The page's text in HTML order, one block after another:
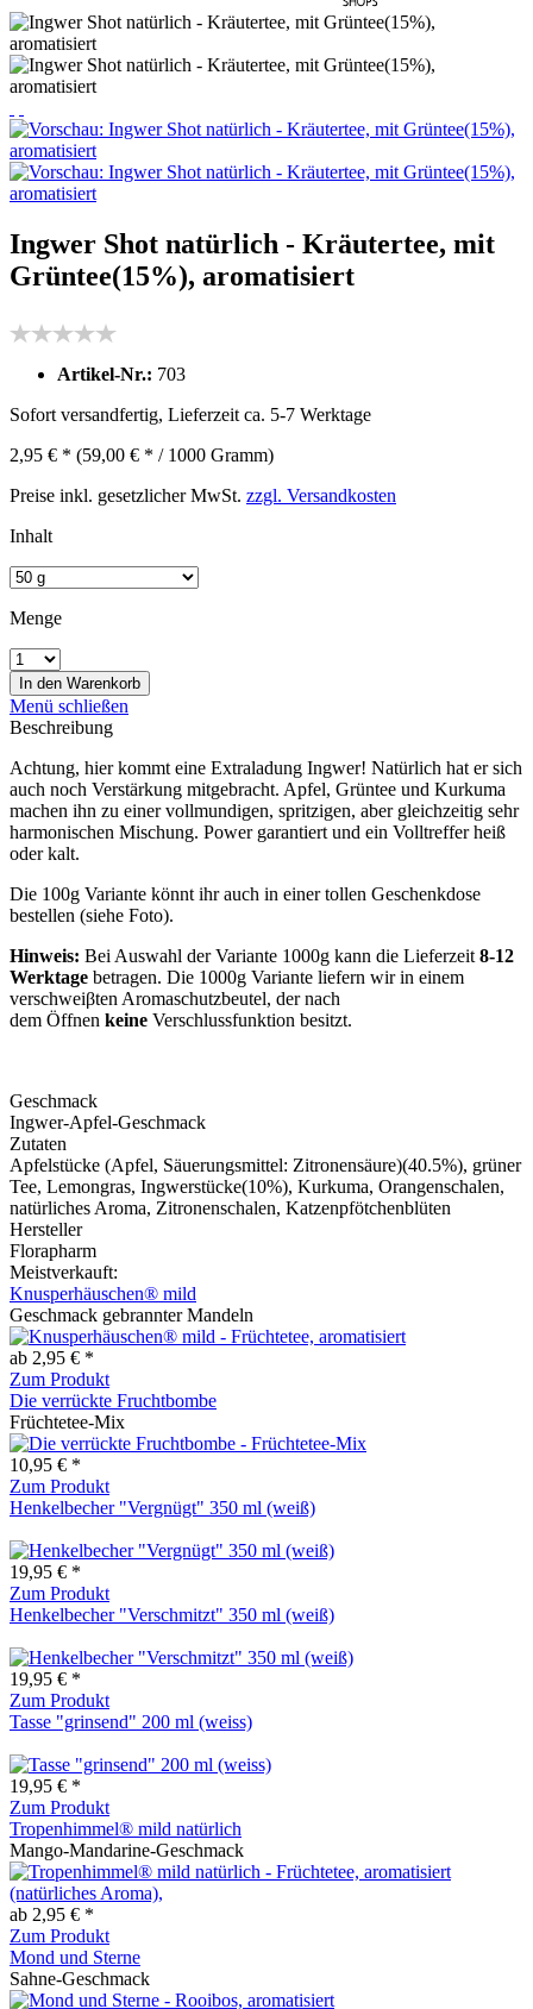
Ingwer Shot natürlich - Kräutertee, mit
Grüntee(15%), aromatisiert
Artikel-Nr.: 703
Sofort versandfertig, Lieferzeit ca. 5-7 Werktage
2,95 € * (59,00 € * / 1000 Gramm)
Preise inkl. gesetzlicher MwSt. zzgl. Versandkosten
Inhalt
Menge
In den Warenkorb
Menü schließen
Beschreibung
Achtung, hier kommt eine Extraladung Ingwer! Natürlich hat er sich
auch noch Verstärkung mitgebracht. Apfel, Grüntee und Kurkuma
machen ihn zu einer vollmundigen, spritzigen, aber gleichzeitig sehr
harmonischen Mischung. Power garantiert und ein Volltreffer heiß
oder kalt.
Die 100g Variante könnt ihr auch in einer tollen Geschenkdose
bestellen (siehe Foto).
Hinweis: Bei Auswahl der Variante 1000g kann die Lieferzeit 8-12
Werktage betragen. Die 1000g Variante liefern wir in einem
verschweiβten Aromaschutzbeutel, der nach
dem Öffnen keine Verschlussfunktion besitzt.
Geschmack
Ingwer-Apfel-Geschmack
Zutaten
Apfelstücke (Apfel, Säuerungsmittel: Zitronensäure)(40.5%), grüner
Tee, Lemongras, Ingwerstücke(10%), Kurkuma, Orangenschalen,
natürliches Aroma, Zitronenschalen, Katzenpfötchenblüten
Hersteller
Florapharm
Meistverkauft:
Knusperhäuschen® mild
Geschmack gebrannter Mandeln
ab 2,95 € *
Zum Produkt
Die verrückte Fruchtbombe
Früchtetee-Mix
10,95 € *
Zum Produkt
Henkelbecher "Vergnügt" 350 ml (weiß)
19,95 € *
Zum Produkt
Henkelbecher "Verschmitzt" 350 ml (weiß)
19,95 € *
Zum Produkt
Tasse "grinsend" 200 ml (weiss)
19,95 € *
Zum Produkt
Tropenhimmel® mild natürlich
Mango-Mandarine-Geschmack
ab 2,95 € *
Zum Produkt
Mond und Sterne
Sahne-Geschmack